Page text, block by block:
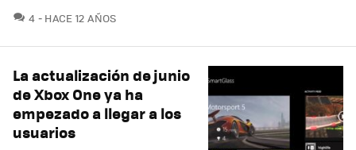
4 COMENTARIOS
HACE 12 AÑOS
La actualización de junio
de Xbox One ya ha
empezado a llegar a los
usuarios